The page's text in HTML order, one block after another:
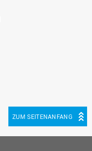
ZUM SEITENANFANG